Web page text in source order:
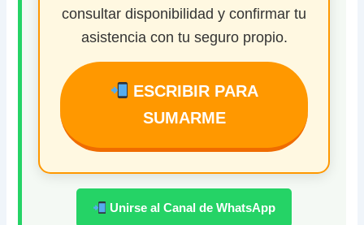
consultar disponibilidad y confirmar tu
asistencia con tu seguro propio.
ESCRIBIR PARA
SUMARME
Unirse al Canal de WhatsApp